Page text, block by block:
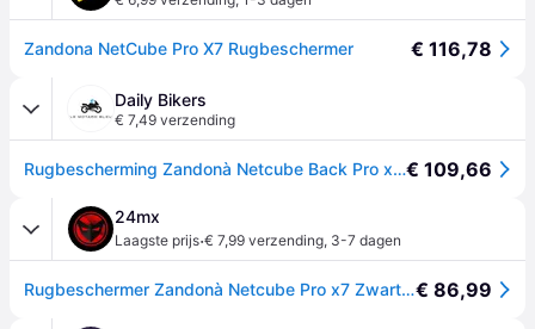
Zandona NetCube Pro X7 Rugbeschermer € 116,78
Daily Bikers
€ 7,49 verzending
Rugbescherming Zandonà Netcube Back Pro x7 - Noir€ 109,66
24mx
Laagste prijs·€ 7,99 verzending, 3-7 dagen
Rugbeschermer Zandonà Netcube Pro x7 Zwart ZwartXL€ 86,99